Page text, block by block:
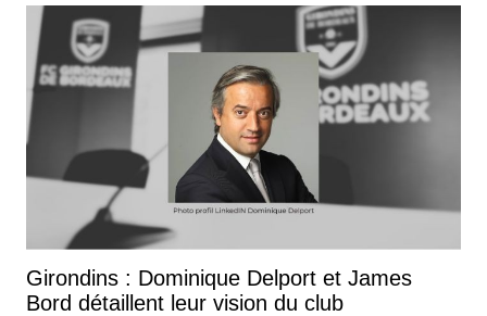
Girondins : Dominique Delport et James
Bord détaillent leur vision du club